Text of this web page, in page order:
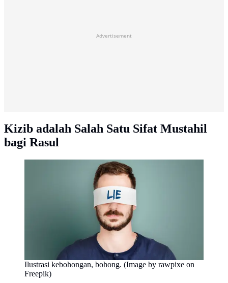
Advertisement
Kizib adalah Salah Satu Sifat Mustahil
bagi Rasul
Ilustrasi kebohongan, bohong. (Image by rawpixe on
Freepik)